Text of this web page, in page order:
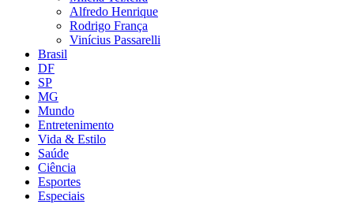
Alfredo Henrique
Rodrigo França
Vinícius Passarelli
Brasil
DF
SP
MG
Mundo
Entretenimento
Vida & Estilo
Saúde
Ciência
Esportes
Especiais